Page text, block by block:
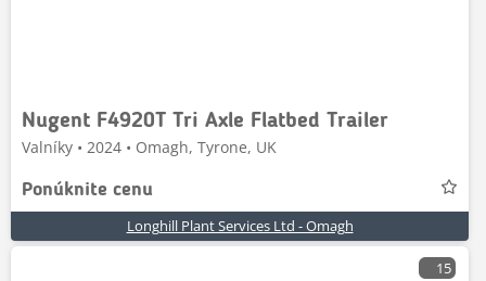
Nugent F4920T Tri Axle Flatbed Trailer
Valníky • 2024 • Omagh, Tyrone, UK
Ponúknite cenu
Longhill Plant Services Ltd - Omagh
15